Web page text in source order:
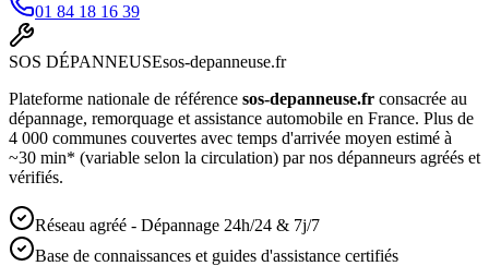
01 84 18 16 39
SOS DÉPANNEUSEsos-depanneuse.fr
Plateforme nationale de référence sos-depanneuse.fr consacrée au
dépannage, remorquage et assistance automobile en France. Plus de
4 000 communes couvertes avec temps d'arrivée moyen estimé à
~30 min* (variable selon la circulation) par nos dépanneurs agréés et
vérifiés.
Réseau agréé - Dépannage 24h/24 & 7j/7
Base de connaissances et guides d'assistance certifiés